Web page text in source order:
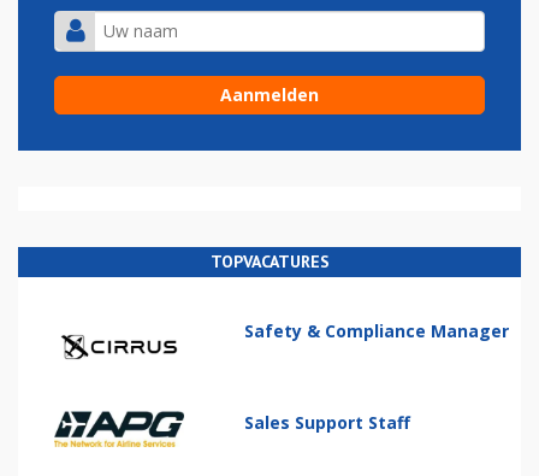
TOPVACATURES
Safety & Compliance Manager
Sales Support Staff